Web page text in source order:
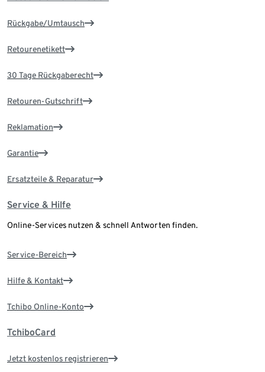
Rückgabe/Umtausch
Retourenetikett
30 Tage Rückgaberecht
Retouren-Gutschrift
Reklamation
Garantie
Ersatzteile & Reparatur
Service & Hilfe
Online-Services nutzen & schnell Antworten finden.
Service-Bereich
Hilfe & Kontakt
Tchibo Online-Konto
TchiboCard
Jetzt kostenlos registrieren